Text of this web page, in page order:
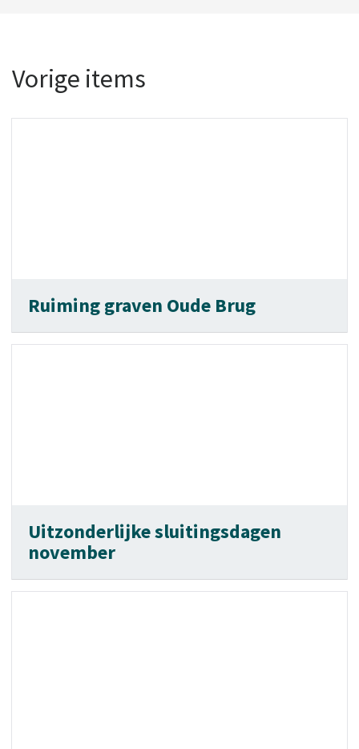
Vorige items
Ruiming graven Oude Brug
Uitzonderlijke sluitingsdagen
november